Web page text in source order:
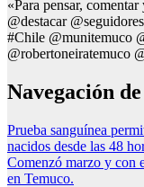
«Para pensar,
@destacar
#Chile @munitemuco
@robertoneiratemuco
Navegación
Prueba sanguínea
nacidos desde las 48
Comenzó marzo y con
en Temuco.